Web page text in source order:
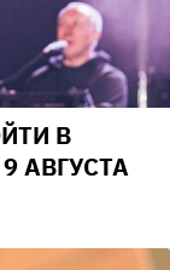
В
АВГУСТА